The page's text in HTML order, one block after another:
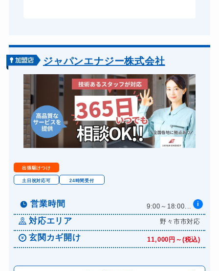
ジャパンエナジー株式会社
出張駆けつけ
土日祝対応可 24時間受付
営業時間 9:00～18:00... i
対応エリア 野々市市対応
玄関カギ開け 11,000円～(税込)